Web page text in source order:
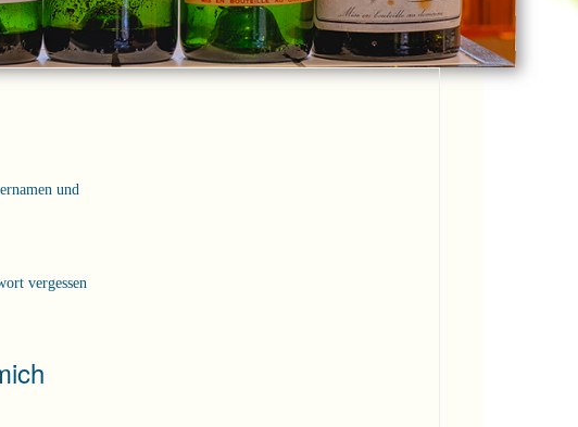
und
vergessen